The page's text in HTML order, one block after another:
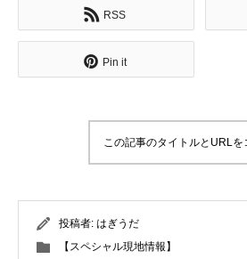
RSS
Pin it
この記事のタイトルとURLを
投稿者: はぎうだ
【スペシャル現地情報】